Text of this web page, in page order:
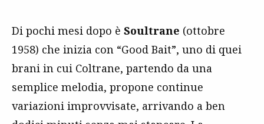
Di pochi mesi dopo è Soultrane (ottobre
1958) che inizia con “Good Bait”, uno di quei
brani in cui Coltrane, partendo da una
semplice melodia, propone continue
variazioni improvvisate, arrivando a ben